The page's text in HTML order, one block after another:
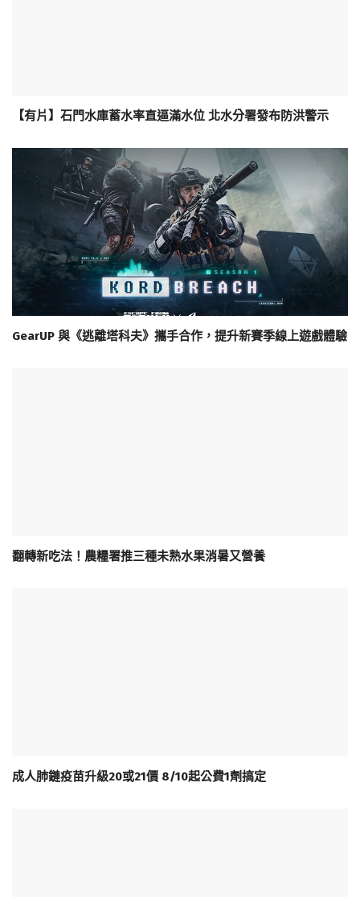
【有片】石門水庫蓄水率直逼滿水位 北水分署發布防洪警示
GearUP 與《逃離塔科夫》攜手合作，提升新賽季線上遊戲體驗
翻轉新吃法！農糧署推三種未熟水果消暑又營養
成人肺鏈疫苗升級20或21價 8/10起公費1劑搞定